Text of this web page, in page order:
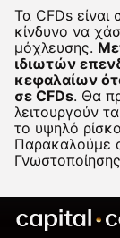
Τα CFDs είναι
κίνδυνο να
μόχλευσης.
ιδιωτών
κεφαλαίων
σε CFDs. Θα
λειτουργούν
το υψηλό
Παρακαλούμε